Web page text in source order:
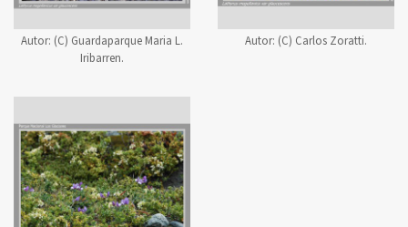
Autor: (C) Guardaparque Maria L.
Iribarren.
Autor: (C) Carlos Zoratti.